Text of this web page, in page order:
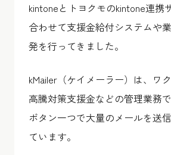
kintoneとトヨクモのkintone連携
合わせて支援金給付システムや
発を行ってきました。
kMailer（ケイメーラー）は、ワ
高騰対策支援金などの管理業務
ボタン一つで大量のメールを送
ています。